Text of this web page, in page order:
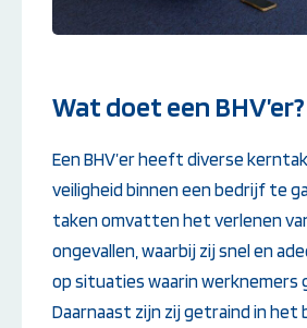
Wat doet een BHV’er?
Een BHV’er heeft diverse
veiligheid binnen een bedrijf te
taken omvatten het verlenen
ongevallen, waarbij zij snel en
op situaties waarin werknemers
Daarnaast zijn zij getraind in het